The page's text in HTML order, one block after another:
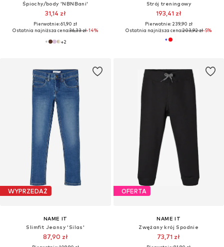
Śpiochy/body 'NBNBani'
31,14 zł
Pierwotnie: 61,90 zł
Ostatnia najniższa cena:36,33 zł-14%
+2
Strój treningowy
193,41 zł
Pierwotnie: 239,90 zł
Ostatnia najniższa cena:203,92 zł-5%
WYPRZEDAŻ
NAME IT
Slimfit Jeansy 'Silas'
87,90 zł
OFERTA
NAME IT
Zwężany krój Spodnie
73,71 zł